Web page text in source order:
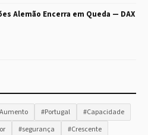
Alemão Encerra em Queda — DAX
#Portugal
#Capacidade
#segurança
#Crescente